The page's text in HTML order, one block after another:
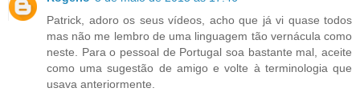
Patrick, adoro os seus vídeos, acho que já vi quase todos
mas não me lembro de uma linguagem tão vernácula como
neste. Para o pessoal de Portugal soa bastante mal, aceite
como uma sugestão de amigo e volte à terminologia que
usava anteriormente.